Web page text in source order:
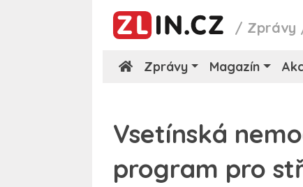
/ Zprávy
Zprávy Magazín
Vsetínská
program pro